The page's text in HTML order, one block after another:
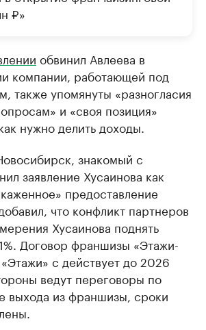
₽»
обвинил Авлеева в
компании, работающей под
также упомянуты «разногласия
и «своя позиция»
нужно делить доходы.
знакомый с
заявление Хусаинова как
предоставление
что конфликт партнеров
Хусаинова поднять
Договор франшизы «Этажи-
с действует до 2026
ведут переговоры по
выхода из франшизы, сроки